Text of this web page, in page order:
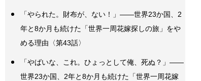
「やられた。財布が、ない！」――世界23か国、2
年と8か月も続けた「世界一周花嫁探しの旅」をや
める理由〈第43話〉
「やばいな、これ。ひょっとして俺、死ぬ？」――
世界23か国、2年と8か月も続けた「世界一周花嫁